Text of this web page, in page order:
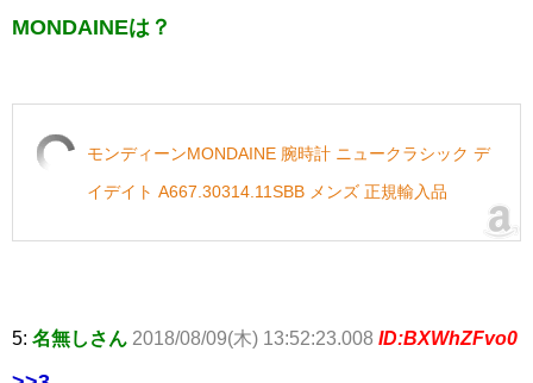
MONDAINEは？
モンディーンMONDAINE 腕時計 ニュークラシック デ
イデイト A667.30314.11SBB メンズ 正規輸入品
5: 名無しさん 2018/08/09(木) 13:52:23.008 ID:BXWhZFvo0